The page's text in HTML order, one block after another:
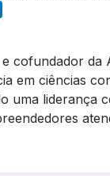
cofundador da
em ciências
uma liderança